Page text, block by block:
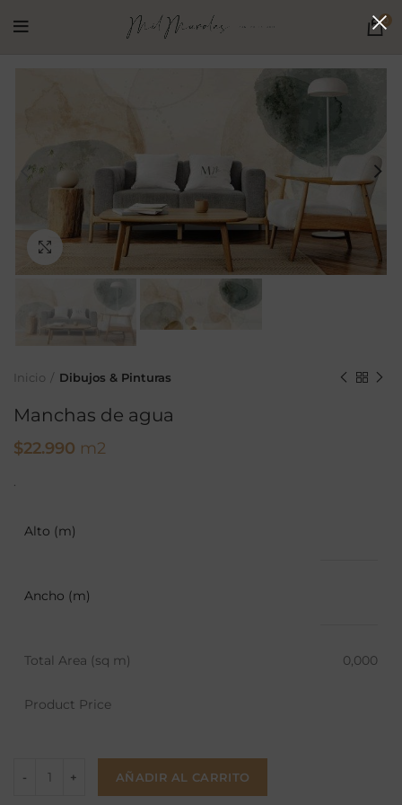
0
Ampliar
Inicio Dibujos & Pinturas
Manchas de agua
$22.990 m2
.
Alto (m)
Ancho (m)
Total Area (sq m) 0,000
Product Price
AÑADIR AL CARRITO